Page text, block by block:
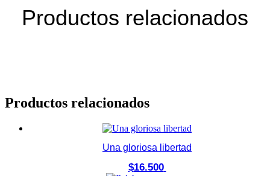
Productos relacionados
Productos relacionados
Una gloriosa libertad
$16.500